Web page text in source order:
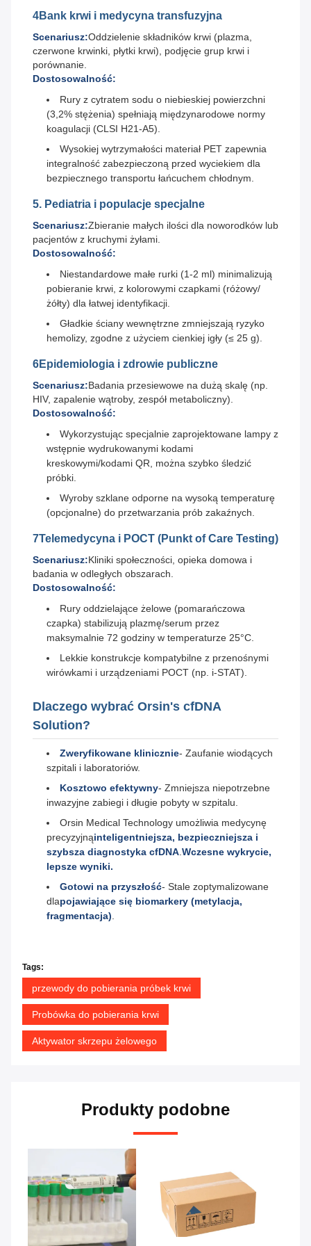
4Bank krwi i medycyna transfuzyjna
Scenariusz:Oddzielenie składników krwi (plazma,
czerwone krwinki, płytki krwi), podjęcie grup krwi i
porównanie.
Dostosowalność:
Rury z cytratem sodu o niebieskiej powierzchni
(3,2% stężenia) spełniają międzynarodowe normy
koagulacji (CLSI H21-A5).
Wysokiej wytrzymałości materiał PET zapewnia
integralność zabezpieczoną przed wyciekiem dla
bezpiecznego transportu łańcuchem chłodnym.
5. Pediatria i populacje specjalne
Scenariusz:Zbieranie małych ilości dla noworodków lub
pacjentów z kruchymi żyłami.
Dostosowalność:
Niestandardowe małe rurki (1-2 ml) minimalizują
pobieranie krwi, z kolorowymi czapkami (różowy/
żółty) dla łatwej identyfikacji.
Gładkie ściany wewnętrzne zmniejszają ryzyko
hemolizy, zgodne z użyciem cienkiej igły (≤ 25 g).
6Epidemiologia i zdrowie publiczne
Scenariusz:Badania przesiewowe na dużą skalę (np.
HIV, zapalenie wątroby, zespół metaboliczny).
Dostosowalność:
Wykorzystując specjalnie zaprojektowane lampy z
wstępnie wydrukowanymi kodami
kreskowymi/kodami QR, można szybko śledzić
próbki.
Wyroby szklane odporne na wysoką temperaturę
(opcjonalne) do przetwarzania prób zakaźnych.
7Telemedycyna i POCT (Punkt of Care Testing)
Scenariusz:Kliniki społeczności, opieka domowa i
badania w odległych obszarach.
Dostosowalność:
Rury oddzielające żelowe (pomarańczowa
czapka) stabilizują plazmę/serum przez
maksymalnie 72 godziny w temperaturze 25°C.
Lekkie konstrukcje kompatybilne z przenośnymi
wirówkami i urządzeniami POCT (np. i-STAT).
Dlaczego wybrać Orsin's cfDNA
Solution?
Zweryfikowane klinicznie- Zaufanie wiodących
szpitali i laboratoriów.
Kosztowo efektywny- Zmniejsza niepotrzebne
inwazyjne zabiegi i długie pobyty w szpitalu.
Orsin Medical Technology umożliwia medycynę
precyzyjnąinteligentniejsza, bezpieczniejsza i
szybsza diagnostyka cfDNA.Wczesne wykrycie,
lepsze wyniki.
Gotowi na przyszłość- Stale zoptymalizowane
dlapojawiające się biomarkery (metylacja,
fragmentacja).
Tags:
przewody do pobierania próbek krwi
Probówka do pobierania krwi
Aktywator skrzepu żelowego
Produkty podobne